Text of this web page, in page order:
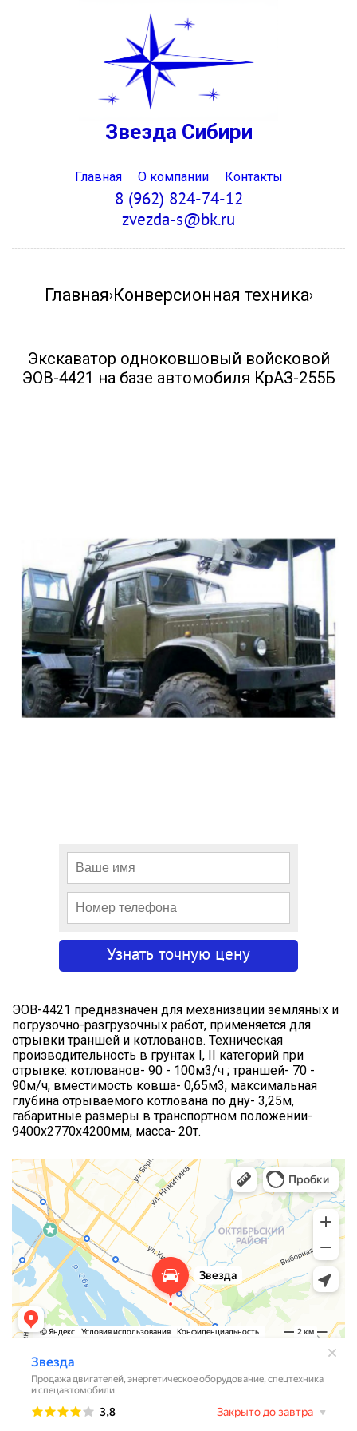
Звезда Сибири
Главная О компании Контакты
8 (962) 824-74-12
zvezda-s@bk.ru
Главная›Конверсионная техника›
Экскаватор одноковшовый войсковой
ЭОВ-4421 на базе автомобиля КрАЗ-255Б
ЭОВ-4421 предназначен для механизации земляных и
погрузочно-разгрузочных работ, применяется для
отрывки траншей и котлованов. Техническая
производительность в грунтах I, II категорий при
отрывке: котлованов- 90 - 100м3/ч ; траншей- 70 -
90м/ч, вместимость ковша- 0,65м3, максимальная
глубина отрываемого котлована по дну- 3,25м,
габаритные размеры в транспортном положении-
9400х2770х4200мм, масса- 20т.